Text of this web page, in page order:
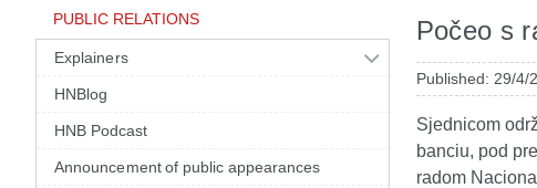
PUBLIC RELATIONS
Explainers
HNBlog
HNB Podcast
Announcement of public appearances
Počeo s
Published: 29/4/
Sjednicom
banciu, pod
radom